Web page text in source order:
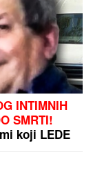
INTIMNIH
SMRTI!
koji LEDE